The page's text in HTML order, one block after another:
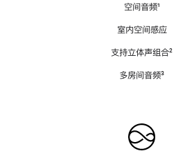
空间音频脚
¹
室内空间感应
支持立体声组合脚
²
多房间音频脚
³